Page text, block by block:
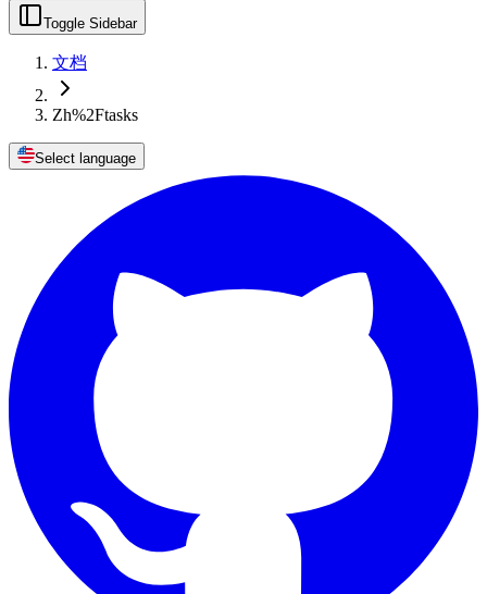
Toggle Sidebar
文档
Zh%2Ftasks
Select language